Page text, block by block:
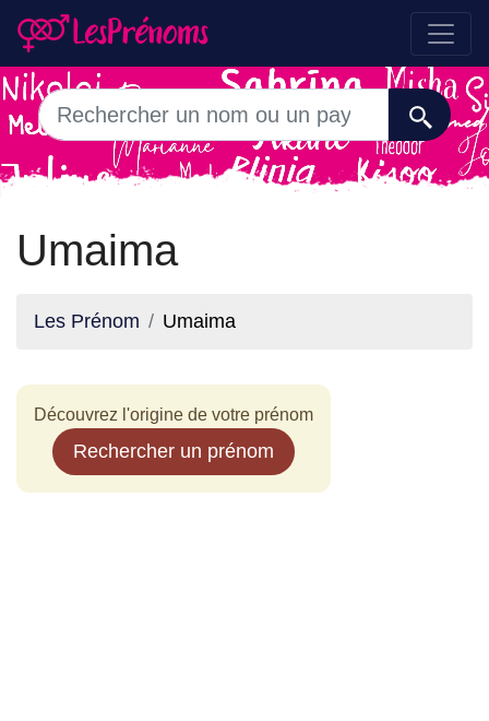
Umaima
Les Prénom Umaima
Découvrez l'origine de votre prénom
Rechercher un prénom